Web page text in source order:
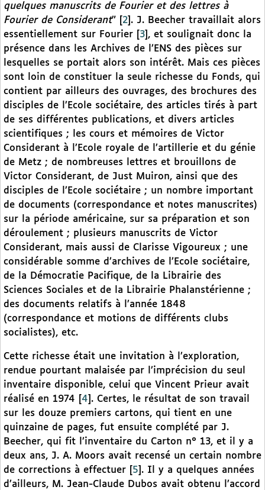
quelques manuscrits de Fourier et des lettres à
Fourier de Considerant” 2 . J. Beecher travaillait alors
essentiellement sur Fourier
3 , et soulignait donc la
présence dans les Archives de l’ENS des pièces sur
lesquelles se portait alors son intérêt. Mais ces pièces
sont loin de constituer la seule richesse du Fonds, qui
contient par ailleurs des ouvrages, des brochures des
disciples de l’Ecole sociétaire, des articles tirés à part
de ses différentes publications, et divers articles
scientifiques ; les cours et mémoires de Victor
Considerant à l’Ecole royale de l’artillerie et du génie
de Metz ; de nombreuses lettres et brouillons de
Victor Considerant, de Just Muiron, ainsi que des
disciples de l’Ecole sociétaire ; un nombre important
de documents (correspondance et notes manuscrites)
sur la période américaine, sur sa préparation et son
déroulement ; plusieurs manuscrits de Victor
Considerant, mais aussi de Clarisse Vigoureux ; une
considérable somme d’archives de l’Ecole sociétaire,
de la Démocratie Pacifique, de la Librairie des
Sciences Sociales et de la Librairie Phalanstérienne ;
des documents relatifs à l’année 1848
(correspondance et motions de différents clubs
socialistes), etc.
Cette richesse était une invitation à l’exploration,
rendue pourtant malaisée par l’imprécision du seul
inventaire disponible, celui que Vincent Prieur avait
réalisé en 1974
4 . Certes, le résultat de son travail
sur les douze premiers cartons, qui tient en une
quinzaine de pages, fut ensuite complété par J.
Beecher, qui fit l’inventaire du Carton n° 13, et il y a
deux ans, J. A. Moors avait recensé un certain nombre
de corrections à effectuer
5 . Il y a quelques années
d’ailleurs, M. Jean-Claude Dubos avait obtenu l’accord